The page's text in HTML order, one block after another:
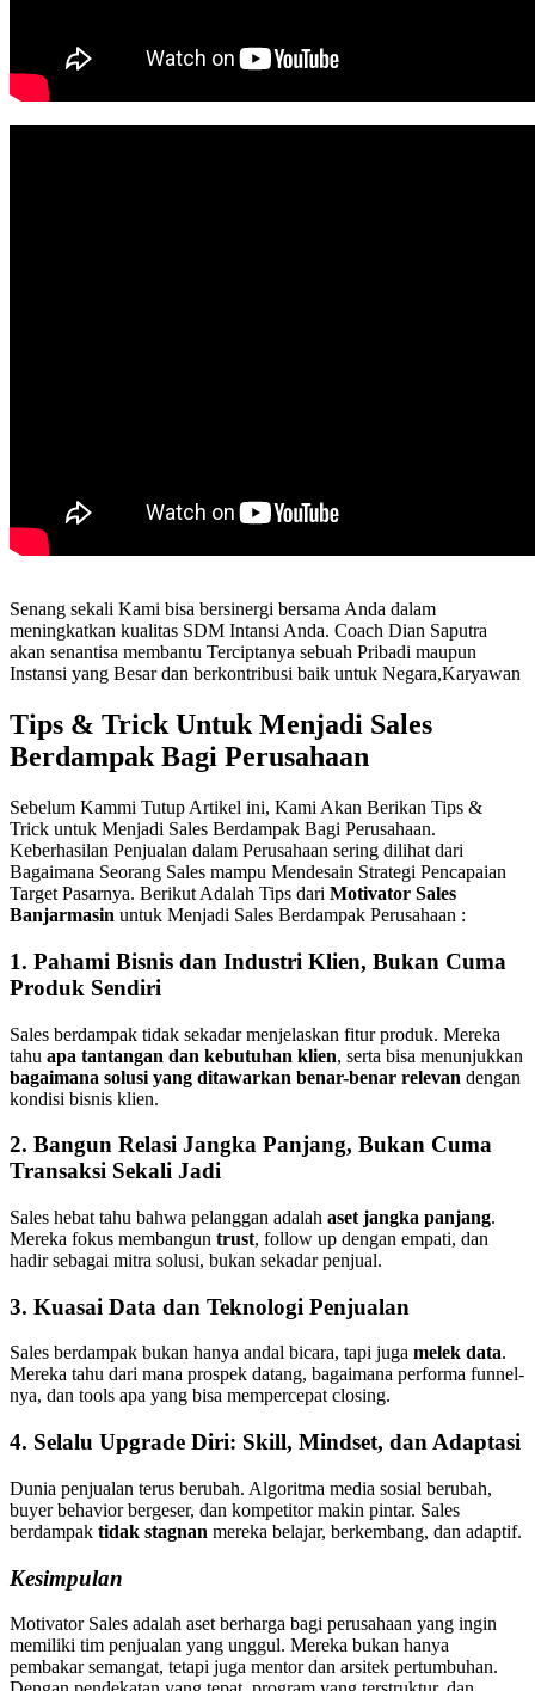
Senang sekali Kami bisa bersinergi bersama Anda dalam
meningkatkan kualitas SDM Intansi Anda. Coach Dian Saputra
akan senantisa membantu Terciptanya sebuah Pribadi maupun
Instansi yang Besar dan berkontribusi baik untuk Negara,Karyawan
Tips & Trick Untuk Menjadi Sales
Berdampak Bagi Perusahaan
Sebelum Kammi Tutup Artikel ini, Kami Akan Berikan Tips &
Trick untuk Menjadi Sales Berdampak Bagi Perusahaan.
Keberhasilan Penjualan dalam Perusahaan sering dilihat dari
Bagaimana Seorang Sales mampu Mendesain Strategi Pencapaian
Target Pasarnya. Berikut Adalah Tips dari Motivator Sales
Banjarmasin untuk Menjadi Sales Berdampak Perusahaan :
1. Pahami Bisnis dan Industri Klien, Bukan Cuma
Produk Sendiri
Sales berdampak tidak sekadar menjelaskan fitur produk. Mereka
tahu apa tantangan dan kebutuhan klien, serta bisa menunjukkan
bagaimana solusi yang ditawarkan benar-benar relevan dengan
kondisi bisnis klien.
2. Bangun Relasi Jangka Panjang, Bukan Cuma
Transaksi Sekali Jadi
Sales hebat tahu bahwa pelanggan adalah aset jangka panjang.
Mereka fokus membangun trust, follow up dengan empati, dan
hadir sebagai mitra solusi, bukan sekadar penjual.
3. Kuasai Data dan Teknologi Penjualan
Sales berdampak bukan hanya andal bicara, tapi juga melek data.
Mereka tahu dari mana prospek datang, bagaimana performa funnel-
nya, dan tools apa yang bisa mempercepat closing.
4. Selalu Upgrade Diri: Skill, Mindset, dan Adaptasi
Dunia penjualan terus berubah. Algoritma media sosial berubah,
buyer behavior bergeser, dan kompetitor makin pintar. Sales
berdampak tidak stagnan mereka belajar, berkembang, dan adaptif.
Kesimpulan
Motivator Sales adalah aset berharga bagi perusahaan yang ingin
memiliki tim penjualan yang unggul. Mereka bukan hanya
pembakar semangat, tetapi juga mentor dan arsitek pertumbuhan.